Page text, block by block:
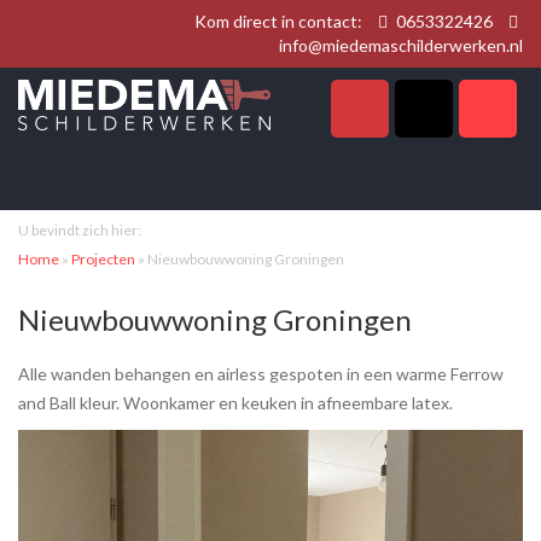
Kom direct in contact:
0653322426
info@miedemaschilderwerken.nl
U bevindt zich hier:
Home » Projecten » Nieuwbouwwoning Groningen
Nieuwbouwwoning Groningen
Alle wanden behangen en airless gespoten in een warme Ferrow
and Ball kleur. Woonkamer en keuken in afneembare latex.